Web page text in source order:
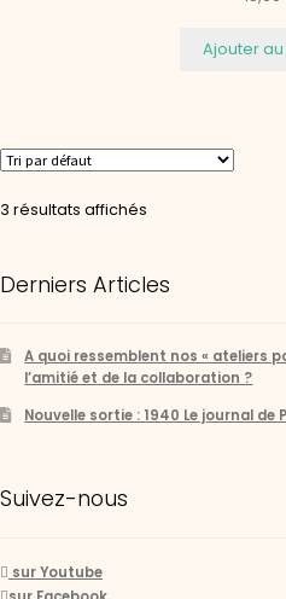
sur 5
Ajouter
3 résultats affichés
Derniers Articles
A quoi ressemblent nos « ateliers
l’amitié et de la collaboration ?
Nouvelle sortie : 1940 Le journal de
Suivez-nous
sur Youtube